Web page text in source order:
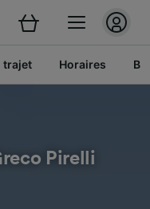
trajet Horaires
Pirelli